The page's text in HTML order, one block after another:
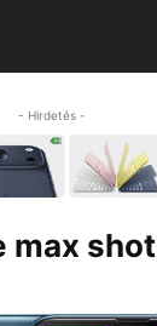
- Hirdetés -
max shot